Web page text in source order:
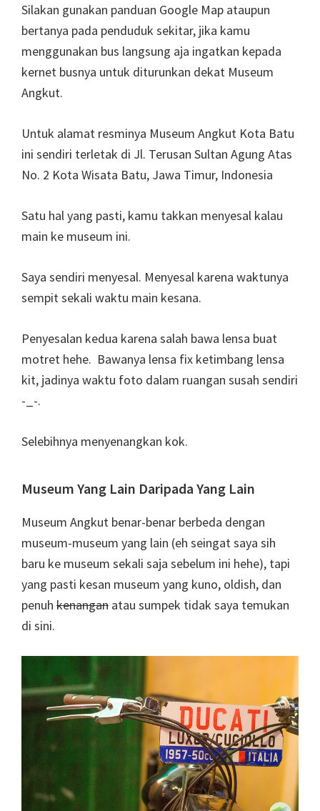
Silakan gunakan panduan Google Map ataupun
bertanya pada penduduk sekitar, jika kamu
menggunakan bus langsung aja ingatkan kepada
kernet busnya untuk diturunkan dekat Museum
Angkut.
Untuk alamat resminya Museum Angkut Kota Batu
ini sendiri terletak di Jl. Terusan Sultan Agung Atas
No. 2 Kota Wisata Batu, Jawa Timur, Indonesia
Satu hal yang pasti, kamu takkan menyesal kalau
main ke museum ini.
Saya sendiri menyesal. Menyesal karena waktunya
sempit sekali waktu main kesana.
Penyesalan kedua karena salah bawa lensa buat
motret hehe. Bawanya lensa fix ketimbang lensa
kit, jadinya waktu foto dalam ruangan susah sendiri
-_-.
Selebihnya menyenangkan kok.
Museum Yang Lain Daripada Yang Lain
Museum Angkut benar-benar berbeda dengan
museum-museum yang lain (eh seingat saya sih
baru ke museum sekali saja sebelum ini hehe), tapi
yang pasti kesan museum yang kuno, oldish, dan
penuh kenangan atau sumpek tidak saya temukan
di sini.